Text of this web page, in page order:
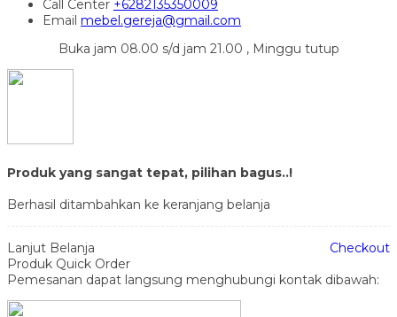
Call Center +6282135350009
Email mebel.gereja@gmail.com
Buka jam 08.00 s/d jam 21.00 , Minggu tutup
Produk yang sangat tepat, pilihan bagus..!
Berhasil ditambahkan ke keranjang belanja
Lanjut Belanja
Checkout
Produk Quick Order
Pemesanan dapat langsung menghubungi kontak dibawah: